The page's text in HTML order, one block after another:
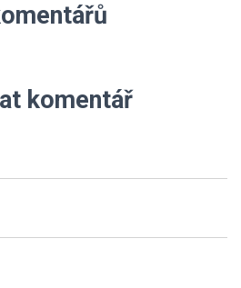
komentář